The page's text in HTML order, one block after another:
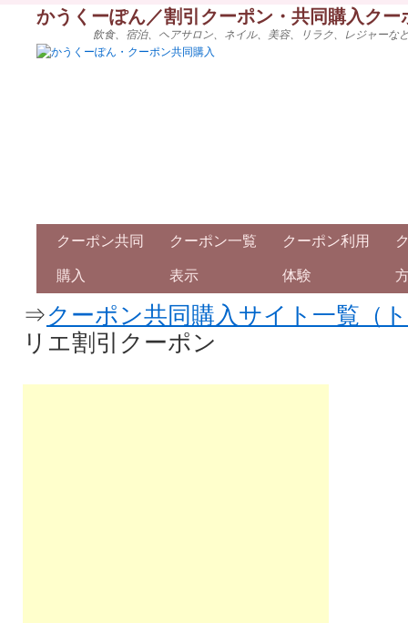
かうくーぽん／割引クーポン・共同購入ク
飲食、宿泊、ヘアサロン、ネイル、美容、リラク、レジャー
クーポン共同
購入
クーポン一覧
表示
クーポン利用
体験
⇒クーポン共同購入サイト一覧（
リエ割引クーポン